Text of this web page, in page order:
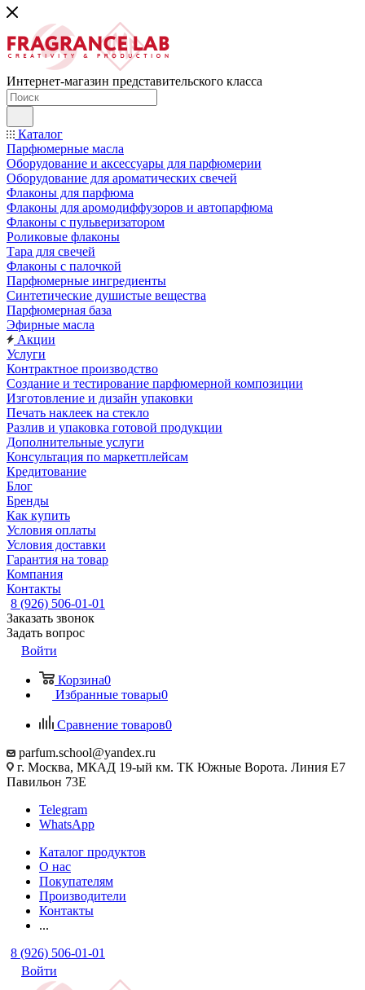
Интернет-магазин представительского класса
Каталог
Парфюмерные масла
Оборудование и аксессуары для парфюмерии
Оборудование для ароматических свечей
Флаконы для парфюма
Флаконы для аромодиффузоров и автопарфюма
Флаконы с пульверизатором
Роликовые флаконы
Тара для свечей
Флаконы с палочкой
Парфюмерные ингредиенты
Синтетические душистые вещества
Парфюмерная база
Эфирные масла
Акции
Услуги
Контрактное производство
Создание и тестирование парфюмерной композиции
Изготовление и дизайн упаковки
Печать наклеек на стекло
Разлив и упаковка готовой продукции
Дополнительные услуги
Консультация по маркетплейсам
Кредитование
Блог
Бренды
Как купить
Условия оплаты
Условия доставки
Гарантия на товар
Компания
Контакты
8 (926) 506-01-01
Заказать звонок
Задать вопрос
Войти
Корзина0
Избранные товары0
Сравнение товаров0
parfum.school@yandex.ru
г. Москва, МКАД 19-ый км. ТК Южные Ворота. Линия Е7
Павильон 73Е
Telegram
WhatsApp
Каталог продуктов
О нас
Покупателям
Производители
Контакты
...
8 (926) 506-01-01
Войти